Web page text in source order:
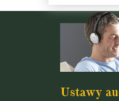
Ustawy